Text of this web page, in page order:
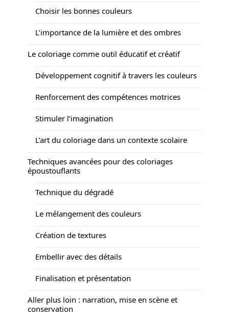
Choisir les bonnes couleurs
L’importance de la lumière et des ombres
Le coloriage comme outil éducatif et créatif
Développement cognitif à travers les couleurs
Renforcement des compétences motrices
Stimuler l’imagination
L’art du coloriage dans un contexte scolaire
Techniques avancées pour des coloriages
époustouflants
Technique du dégradé
Le mélangement des couleurs
Création de textures
Embellir avec des détails
Finalisation et présentation
Aller plus loin : narration, mise en scène et
conservation